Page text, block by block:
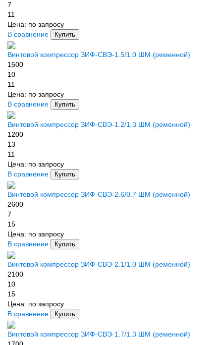
7
11
Цена: по запросу
В сравнение
Купить
Винтовой компрессор ЗИФ-СВЭ-1.5/1.0 ШМ (ременной)
1500
10
11
Цена: по запросу
В сравнение
Купить
Винтовой компрессор ЗИФ-СВЭ-1.2/1.3 ШМ (ременной)
1200
13
11
Цена: по запросу
В сравнение
Купить
Винтовой компрессор ЗИФ-СВЭ-2.6/0.7 ШМ (ременной)
2600
7
15
Цена: по запросу
В сравнение
Купить
Винтовой компрессор ЗИФ-СВЭ-2.1/1.0 ШМ (ременной)
2100
10
15
Цена: по запросу
В сравнение
Купить
Винтовой компрессор ЗИФ-СВЭ-1.7/1.3 ШМ (ременной)